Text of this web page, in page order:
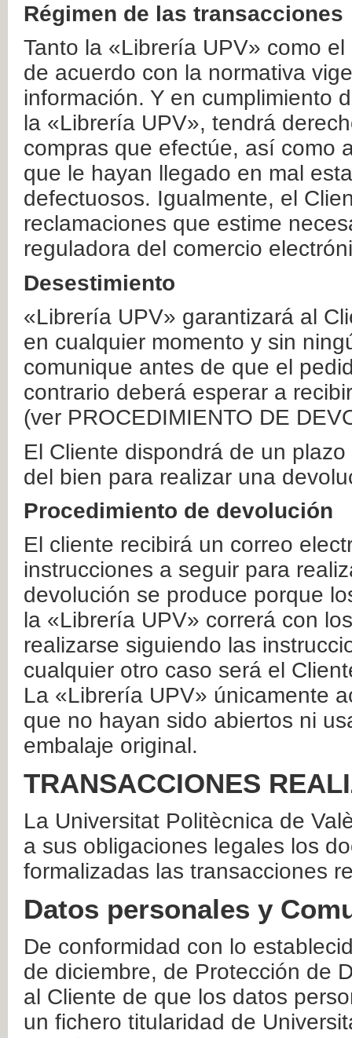
Régimen de las transacciones
Tanto la «Librería UPV» como
de acuerdo con la normativa
información. Y en cumplimiento
la «Librería UPV», tendrá
compras que efectúe, así como
que le hayan llegado en mal
defectuosos. Igualmente, el
reclamaciones que estime
reguladora del comercio
Desestimiento
«Librería UPV» garantizará al
en cualquier momento y sin
comunique antes de que el
contrario deberá esperar a
(ver PROCEDIMIENTO DE
El Cliente dispondrá de un
del bien para realizar una
Procedimiento de devolución
El cliente recibirá un correo
instrucciones a seguir para
devolución se produce porque
la «Librería UPV» correrá con
realizarse siguiendo las
cualquier otro caso será el
La «Librería UPV» únicamente
que no hayan sido abiertos ni
embalaje original.
TRANSACCIONES
La Universitat Politècnica de
a sus obligaciones legales los
formalizadas las transacciones
Datos personales y
De conformidad con lo
de diciembre, de Protección de
al Cliente de que los datos
un fichero titularidad de